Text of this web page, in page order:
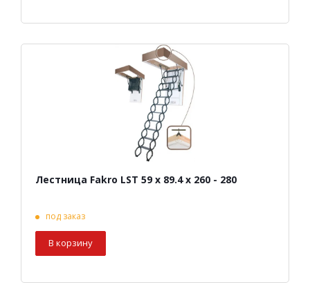
Лестница Fakro LST 59 х 89.4 х 260 - 280
под заказ
В корзину